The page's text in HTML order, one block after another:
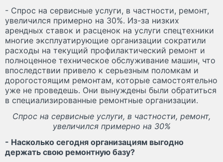
- Спрос на сервисные услуги, в частности, ремонт,
увеличился примерно на 30%. Из-за низких
арендных ставок и расценок на услуги спецтехники
многие эксплуатирующие организации сократили
расходы на текущий профилактический ремонт и
полноценное техническое обслуживание машин, что
впоследствии привело к серьезным поломкам и
дорогостоящим ремонтам, которые самостоятельно
уже не проведешь. Они вынуждены были обратиться
в специализированные ремонтные организации.
Спрос на сервисные услуги, в частности, ремонт,
увеличился примерно на 30%
- Насколько сегодня организациям выгодно
держать свою ремонтную базу?